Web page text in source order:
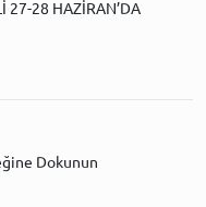
27-28 HAZİRAN’DA
Dokunun